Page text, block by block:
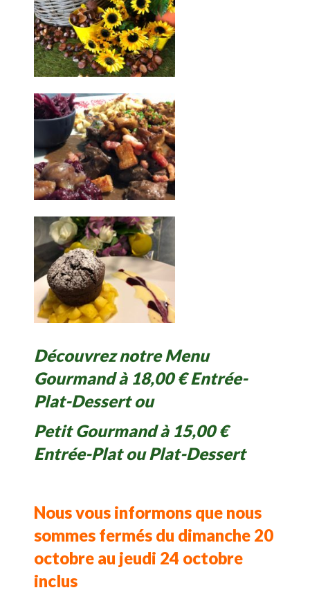
Découvrez notre Menu
Gourmand à 18,00 € Entrée-
Plat-Dessert ou
Petit Gourmand à 15,00 €
Entrée-Plat ou Plat-Dessert
Nous vous informons que nous
sommes fermés du dimanche 20
octobre au jeudi 24 octobre
inclus